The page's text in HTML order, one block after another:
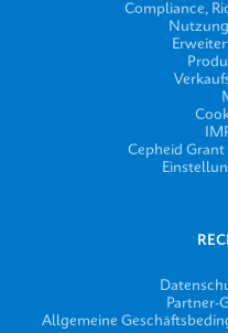
Compliance,
Cepheid
Partner-
Allgemeine